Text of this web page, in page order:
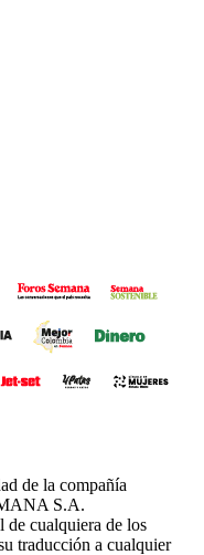
de la compañía
S.A.
de cualquiera de los
traducción a cualquier